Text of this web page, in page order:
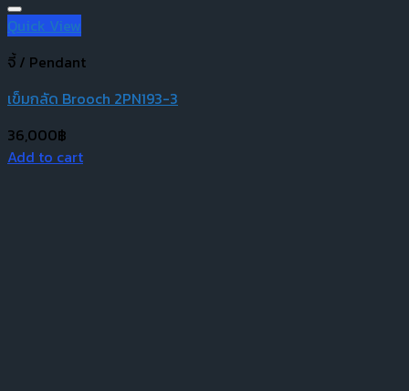
Quick View
จี้ / Pendant
เข็มกลัด Brooch 2PN193-3
36,000฿
Add to cart